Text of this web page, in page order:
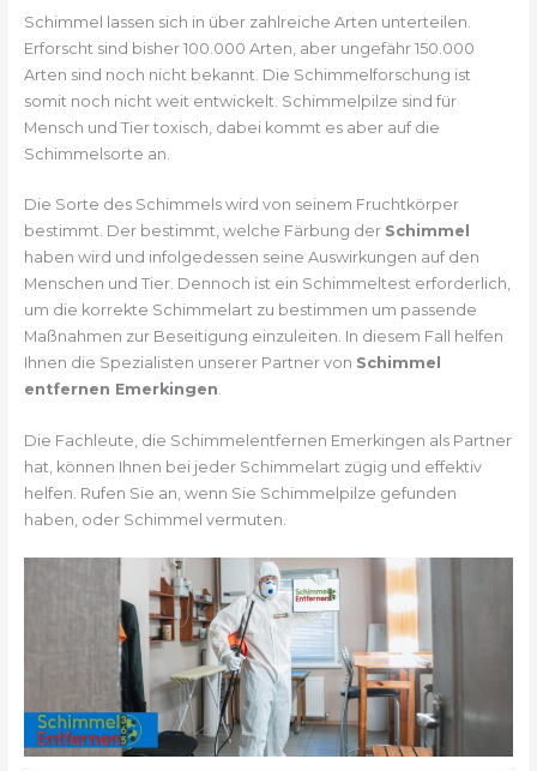
Schimmel lassen sich in über zahlreiche Arten unterteilen.
Erforscht sind bisher 100.000 Arten, aber ungefähr 150.000
Arten sind noch nicht bekannt. Die Schimmelforschung ist
somit noch nicht weit entwickelt. Schimmelpilze sind für
Mensch und Tier toxisch, dabei kommt es aber auf die
Schimmelsorte an.
Die Sorte des Schimmels wird von seinem Fruchtkörper
bestimmt. Der bestimmt, welche Färbung der Schimmel
haben wird und infolgedessen seine Auswirkungen auf den
Menschen und Tier. Dennoch ist ein Schimmeltest erforderlich,
um die korrekte Schimmelart zu bestimmen um passende
Maßnahmen zur Beseitigung einzuleiten. In diesem Fall helfen
Ihnen die Spezialisten unserer Partner von Schimmel
entfernen Emerkingen.
Die Fachleute, die Schimmelentfernen Emerkingen als Partner
hat, können Ihnen bei jeder Schimmelart zügig und effektiv
helfen. Rufen Sie an, wenn Sie Schimmelpilze gefunden
haben, oder Schimmel vermuten.